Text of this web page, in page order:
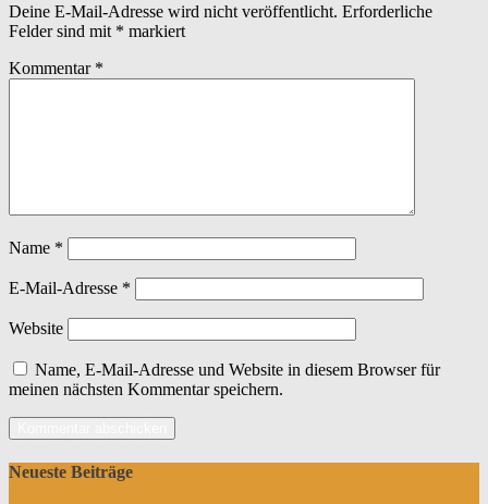
Deine E-Mail-Adresse wird nicht veröffentlicht. Erforderliche
Felder sind mit * markiert
Kommentar *
Name *
E-Mail-Adresse *
Website
Name, E-Mail-Adresse und Website in diesem Browser für
meinen nächsten Kommentar speichern.
Neueste Beiträge